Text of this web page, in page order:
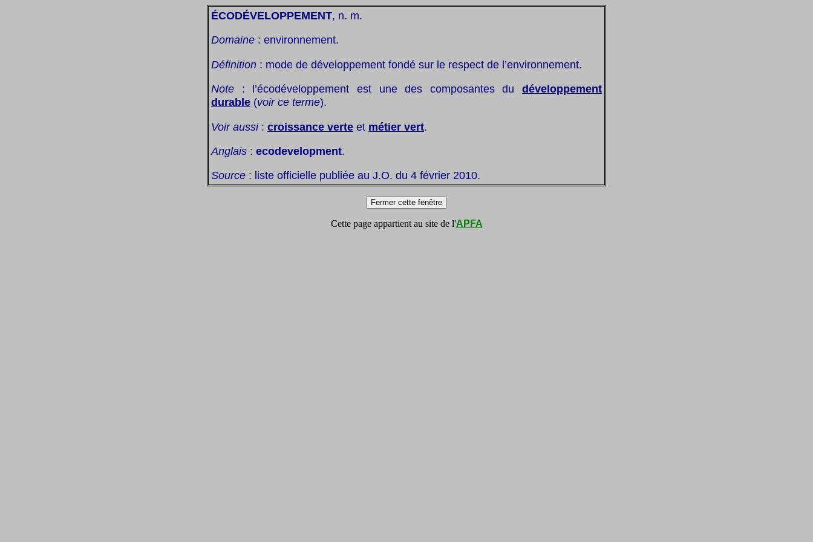
ÉCODÉVELOPPEMENT, n. m.
Domaine : environnement.
Définition : mode de développement fondé sur le respect de l’environnement.
Note : l’écodéveloppement est une des composantes du développement
durable (voir ce terme).
Voir aussi: croissance verte et métier vert.
Anglais : ecodevelopment.
Source : liste officielle publiée au J.O. du 4 février 2010.
Cette page appartient au site de l'APFA